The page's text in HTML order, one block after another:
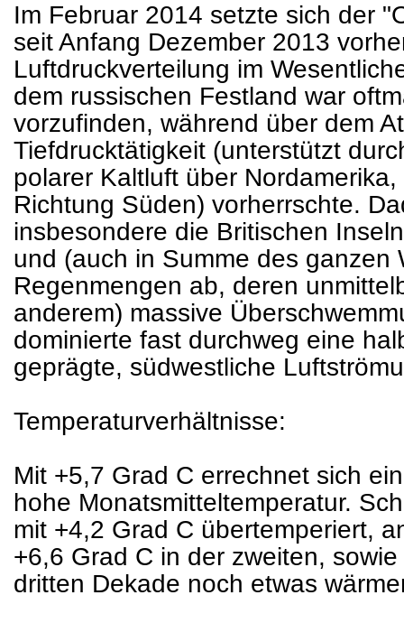
Im Februar 2014 setzte sich der
seit Anfang Dezember 2013
Luftdruckverteilung im
dem russischen Festland war
vorzufinden, während über dem
Tiefdrucktätigkeit (unterstützt
polarer Kaltluft über
Richtung Süden) vorherrschte.
insbesondere die Britischen
und (auch in Summe des ganzen
Regenmengen ab, deren
anderem) massive
dominierte fast durchweg eine
geprägte, südwestliche
Temperaturverhältnisse:
Mit +5,7 Grad C errechnet sich
hohe Monatsmitteltemperatur.
mit +4,2 Grad C übertemperiert,
+6,6 Grad C in der zweiten,
dritten Dekade noch etwas